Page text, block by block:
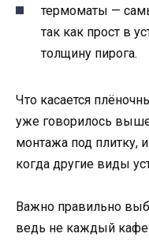
термоматы —
так как прост в
толщину пирога.
Что касается
уже говорилось
монтажа под плитку,
когда другие виды
Важно правильно
ведь не каждый